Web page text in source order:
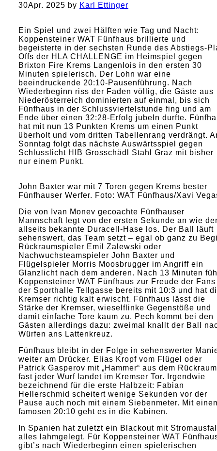
30Apr. 2025 by Karl Ettinger
Ein Spiel und zwei Hälften wie Tag und Nacht:
Koppensteiner WAT Fünfhaus brillierte und
begeisterte in der sechsten Runde des Abstiegs-
Offs der HLA CHALLENGE im Heimspiel gegen
Brixton Fire Krems Langenlois in den ersten 30
Minuten spielerisch. Der Lohn war eine
beeindruckende 20:10-Pausenführung. Nach
Wiederbeginn riss der Faden völlig, die Gäste aus
Niederösterreich dominierten auf einmal, bis sich
Fünfhaus in der Schlussviertelstunde fing und am
Ende über einen 32:28-Erfolg jubeln durfte.
hat mit nun 13 Punkten Krems um einen Punkt
überholt und vom dritten Tabellenrang verdrängt.
Sonntag folgt das nächste Auswärtsspiel gegen
Schlusslicht HIB Grosschädl Stahl Graz mit bisher
nur einem Punkt.
John Baxter war mit 7 Toren gegen Krems bester
Fünfhauser Werfer. Foto: WAT Fünfhaus/Xavi
Die von Ivan Monev gecoachte Fünfhauser
Mannschaft legt von der ersten Sekunde an wie
allseits bekannte Duracell-Hase los. Der Ball läuft
sehenswert, das Team setzt – egal ob ganz zu
Rückraumspieler Emil Zalewski oder
Nachwuchsteamspieler John Baxter und
Flügelspieler Morris Moosbrugger im Angriff ein
Glanzlicht nach dem anderen. Nach 13 Minuten
Koppensteiner WAT Fünfhaus zur Freude der
der Sporthalle Tellgasse bereits mit 10:3 und hat
Kremser richtig kalt erwischt. Fünfhaus lässt die
Stärke der Kremser, wieselflinke Gegenstöße und
damit einfache Tore kaum zu. Pech kommt bei den
Gästen allerdings dazu: zweimal knallt der Ball
Würfen ans Lattenkreuz.
Fünfhaus bleibt in der Folge in sehenswerter
weiter am Drücker. Elias Kropf vom Flügel oder
Patrick Gasperov mit „Hammer“ aus dem
fast jeder Wurf landet im Kremser Tor. Irgendwie
bezeichnend für die erste Halbzeit: Fabian
Hellerschmid scheitert wenige Sekunden vor der
Pause auch noch mit einem Siebenmeter. Mit
famosen 20:10 geht es in die Kabinen.
In Spanien hat zuletzt ein Blackout mit
alles lahmgelegt. Für Koppensteiner WAT
gibt’s nach Wiederbeginn einen spielerischen